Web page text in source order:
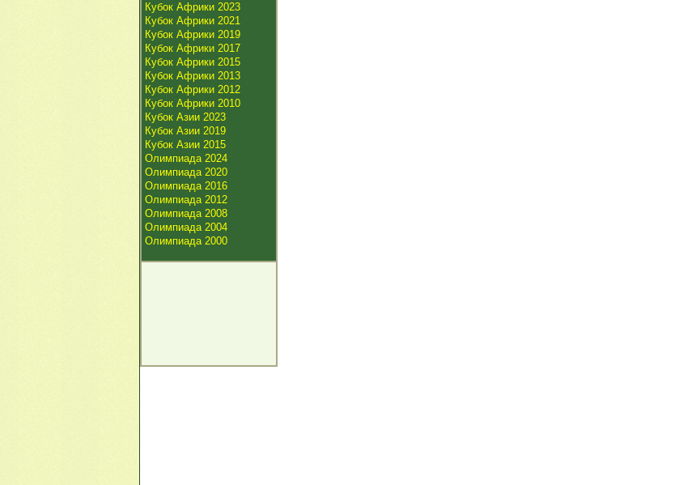
Кубок Африки 2023
Кубок Африки 2021
Кубок Африки 2019
Кубок Африки 2017
Кубок Африки 2015
Кубок Африки 2013
Кубок Африки 2012
Кубок Африки 2010
Кубок Азии 2023
Кубок Азии 2019
Кубок Азии 2015
Олимпиада 2024
Олимпиада 2020
Олимпиада 2016
Олимпиада 2012
Олимпиада 2008
Олимпиада 2004
Олимпиада 2000